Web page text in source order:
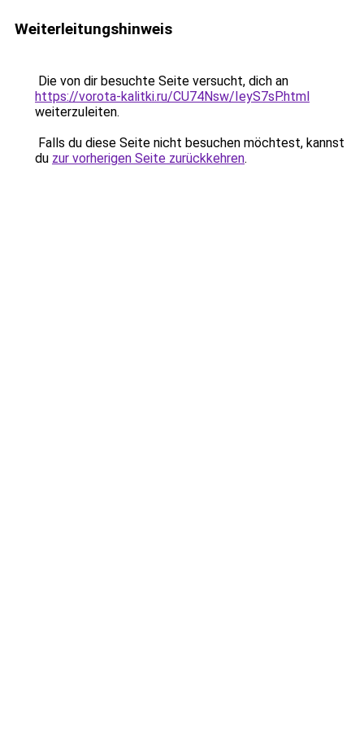
Weiterleitungshinweis
Die von dir besuchte Seite versucht, dich an
https://vorota-kalitki.ru/CU74Nsw/IeyS7sP.html
weiterzuleiten.
Falls du diese Seite nicht besuchen möchtest, kannst
du zur vorherigen Seite zurückkehren.